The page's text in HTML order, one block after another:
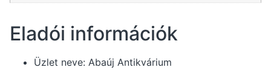
Eladói információk
Üzlet neve: Abaúj Antikvárium